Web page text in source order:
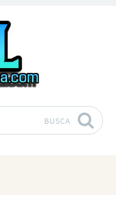
BUSCA